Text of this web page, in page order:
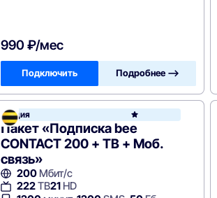
990 ₽/мес
Подключить Подробнее —>
МегаФон
Акция
Пакет «Подписка bee
CONTACT 200 + ТВ + Моб.
связь»
200Мбит/с
222ТВ21 HD